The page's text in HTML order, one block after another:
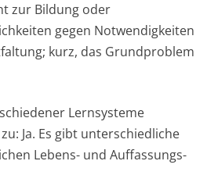
zur Bildung oder
gegen Notwendigkeiten
kurz, das Grundproblem
Lernsysteme
Ja. Es gibt unterschiedliche
Lebens- und Auffassungs-